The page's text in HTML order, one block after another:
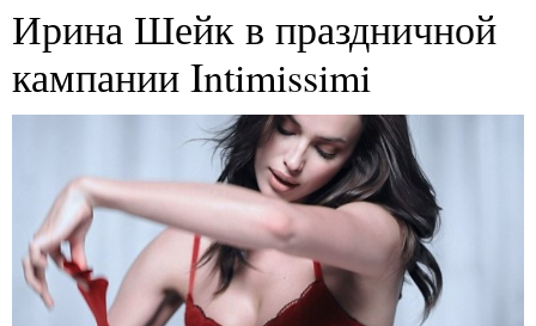
Ирина Шейк в праздничной
кампании Intimissimi